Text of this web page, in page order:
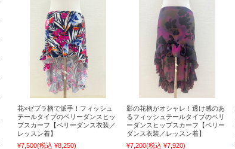
花×ゼブラ柄で派手！フィッシュ
テールタイプのベリーダンスヒッ
プスカーフ【ベリーダンス衣装／
レッスン着】
¥7,500(税込 ¥8,250)
影の花柄がオシャレ！透け感のあ
るフィッシュテールタイプのベリ
ーダンスヒップスカーフ【ベリー
ダンス衣装／レッスン着】
¥7,200(税込 ¥7,920)